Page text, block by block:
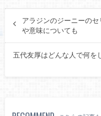
アラジンのジーニーの
や意味についても
五代友厚はどんな人で何を